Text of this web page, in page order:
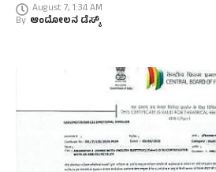
August 7, 1:34 AM
By ಆಂದೋಲನ ಡೆಸ್ಕ್